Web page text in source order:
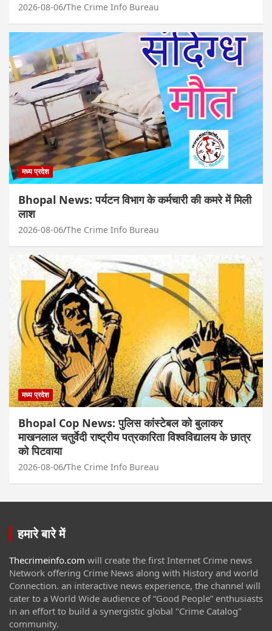
2026-08-06 The Crime Info Bureau
मध्य प्रदेश
Bhopal News: पर्यटन विभाग के कर्मचारी की कमरे में मिली
लाश
2026-08-06 The Crime Info Bureau
मध्य प्रदेश
Bhopal Cop News: पुलिस कांस्टेबल को बुलाकर
माखनलाल चतुर्वेदी राष्ट्रीय पत्रकारिता विश्वविद्यालय के छात्र
को पिटवाया
2026-08-06 The Crime Info Bureau
हमारे बारे में
Thecrimeinfo.com will create the first Internet Crime news
Network offering Crime News along with History and world
Connection. an interactive news experience, the channel will
cater to a World Wide audience of “Good People” enthusiasts
in an effort to build a synergistic global "Crime Catalog"
community.